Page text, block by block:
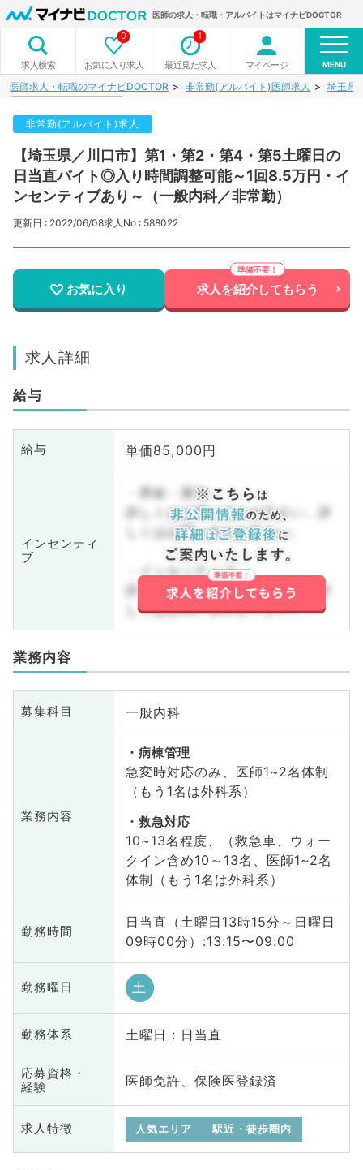
医師の求人・転職・アルバイトはマイナビDOCTOR
求人検索 お気に入り求人
0
最近見た求人
1
マイページ MENU
医師求人・転職のマイナビDOCTOR 非常勤(アルバイト)医師求人 埼玉県
非常勤(アルバイト)求人
【埼玉県／川口市】第1・第2・第4・第5土曜日の
日当直バイト◎入り時間調整可能～1回8.5万円・イ
ンセンティブあり～（一般内科／非常勤）
更新日 : 2022/06/08求人No : 588022
お気に入り 求人を紹介してもらう
求人詳細
給与
給与 単価85,000円
インセンティ
ブ
・昇給・賞与
詳しくはお問い合わせ下さい。詳
しくはお問い合わせ下さい。
・インセンティブ
詳しくはお問い合わせ下さい。詳
しくはお問い合わせ下さい。
業務内容
募集科目 一般内科
業務内容
病棟管理
急変時対応のみ、医師1~2名体制
（もう1名は外科系）
救急対応
10~13名程度、（救急車、ウォー
クイン含め10～13名、医師1~2名
体制（もう1名は外科系）
勤務時間
日当直（土曜日13時15分～日曜日
09時00分）:13:15〜09:00
勤務曜日 土
勤務体系 土曜日 : 日当直
応募資格・
経験
医師免許、保険医登録済
求人特徴 人気エリア 駅近・徒歩圏内